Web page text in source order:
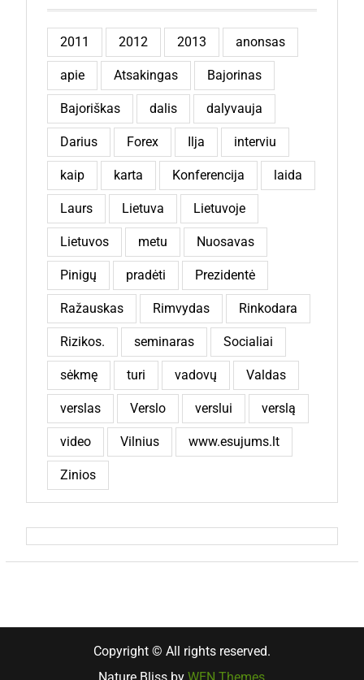
2011 2012 2013 anonsas
apie Atsakingas Bajorinas
Bajoriškas dalis dalyvauja
Darius Forex Ilja interviu
kaip karta Konferencija laida
Laurs Lietuva Lietuvoje
Lietuvos metu Nuosavas
Pinigų pradėti Prezidentė
Ražauskas Rimvydas Rinkodara
Rizikos. seminaras Socialiai
sėkmę turi vadovų Valdas
verslas Verslo verslui verslą
video Vilnius www.esujums.lt
Zinios
Copyright © All rights reserved.